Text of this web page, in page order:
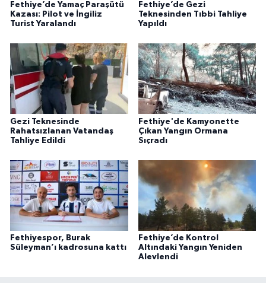
Fethiye’de Yamaç Paraşütü
Kazası: Pilot ve İngiliz
Turist Yaralandı
Fethiye’de Gezi
Teknesinden Tıbbi Tahliye
Yapıldı
Gezi Teknesinde
Rahatsızlanan Vatandaş
Tahliye Edildi
Fethiye'de Kamyonette
Çıkan Yangın Ormana
Sıçradı
Fethiyespor, Burak
Süleyman’ı kadrosuna kattı
Fethiye’de Kontrol
Altındaki Yangın Yeniden
Alevlendi